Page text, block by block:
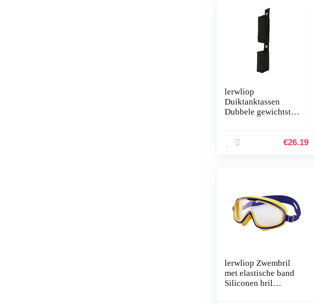
lerwliop
Duiktanktassen
Dubbele gewichtstas
draagtas Zak met€26.19
lerwliop Zwembril
met elastische band
Siliconen bril